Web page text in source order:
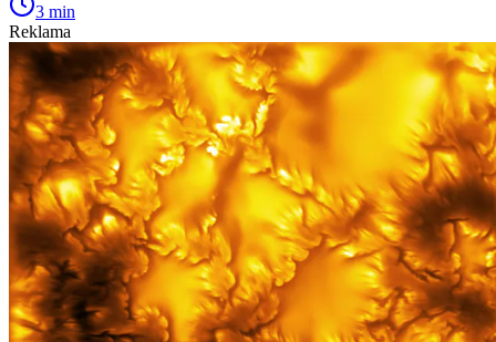
3 min
Reklama